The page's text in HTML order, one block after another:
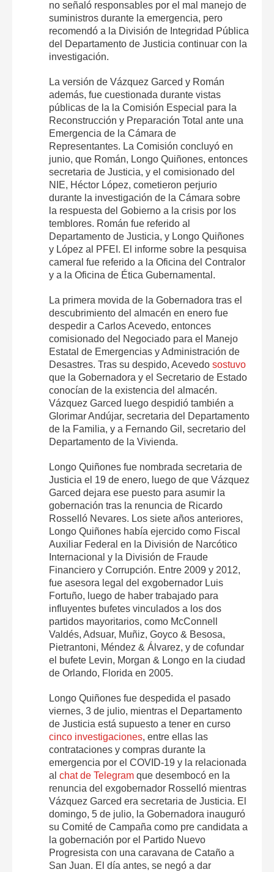
no señaló responsables por el mal manejo de
suministros durante la emergencia, pero
recomendó a la División de Integridad Pública
del Departamento de Justicia continuar con la
investigación.
La versión de Vázquez Garced y Román
además, fue cuestionada durante vistas
públicas de la la Comisión Especial para la
Reconstrucción y Preparación Total ante una
Emergencia de la Cámara de
Representantes. La Comisión concluyó en
junio, que Román, Longo Quiñones, entonces
secretaria de Justicia, y el comisionado del
NIE, Héctor López, cometieron perjurio
durante la investigación de la Cámara sobre
la respuesta del Gobierno a la crisis por los
temblores. Román fue referido al
Departamento de Justicia, y Longo Quiñones
y López al PFEI. El informe sobre la pesquisa
cameral fue referido a la Oficina del Contralor
y a la Oficina de Ética Gubernamental.
La primera movida de la Gobernadora tras el
descubrimiento del almacén en enero fue
despedir a Carlos Acevedo, entonces
comisionado del Negociado para el Manejo
Estatal de Emergencias y Administración de
Desastres. Tras su despido, Acevedo sostuvo
que la Gobernadora y el Secretario de Estado
conocían de la existencia del almacén.
Vázquez Garced luego despidió también a
Glorimar Andújar, secretaria del Departamento
de la Familia, y a Fernando Gil, secretario del
Departamento de la Vivienda.
Longo Quiñones fue nombrada secretaria de
Justicia el 19 de enero, luego de que Vázquez
Garced dejara ese puesto para asumir la
gobernación tras la renuncia de Ricardo
Rosselló Nevares. Los siete años anteriores,
Longo Quiñones había ejercido como Fiscal
Auxiliar Federal en la División de Narcótico
Internacional y la División de Fraude
Financiero y Corrupción. Entre 2009 y 2012,
fue asesora legal del exgobernador Luis
Fortuño, luego de haber trabajado para
influyentes bufetes vinculados a los dos
partidos mayoritarios, como McConnell
Valdés, Adsuar, Muñiz, Goyco & Besosa,
Pietrantoni, Méndez & Álvarez, y de cofundar
el bufete Levin, Morgan & Longo en la ciudad
de Orlando, Florida en 2005.
Longo Quiñones fue despedida el pasado
viernes, 3 de julio, mientras el Departamento
de Justicia está supuesto a tener en curso
cinco investigaciones, entre ellas las
contrataciones y compras durante la
emergencia por el COVID-19 y la relacionada
al chat de Telegram que desembocó en la
renuncia del exgobernador Rosselló mientras
Vázquez Garced era secretaria de Justicia. El
domingo, 5 de julio, la Gobernadora inauguró
su Comité de Campaña como pre candidata a
la gobernación por el Partido Nuevo
Progresista con una caravana de Cataño a
San Juan. El día antes, se negó a dar